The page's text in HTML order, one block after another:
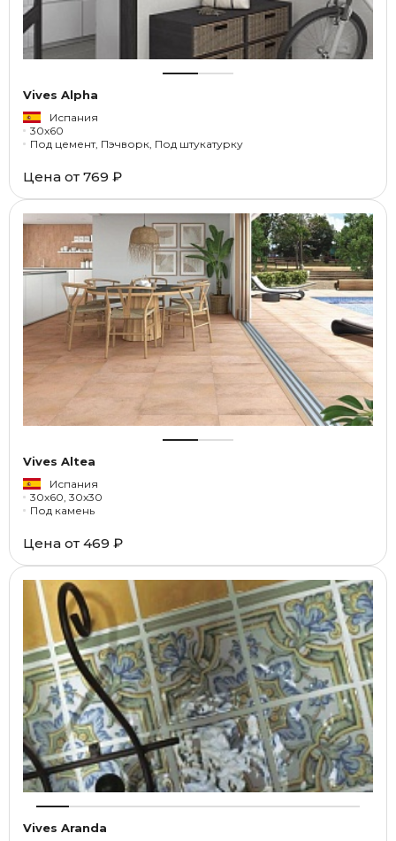
Vives Alpha
Испания
30x60
Под цемент, Пэчворк, Под штукатурку
Цена от 769 ₽
Vives Altea
Испания
30x60, 30x30
Под камень
Цена от 469 ₽
Vives Aranda